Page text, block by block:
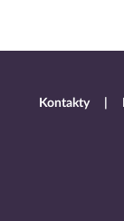
Kontakty